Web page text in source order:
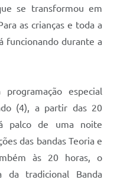
se transformou em
as crianças e toda a
funcionando durante a
especial
(4), a partir das 20
palco de uma noite
das bandas Teoria e
às 20 horas, o
da tradicional Banda